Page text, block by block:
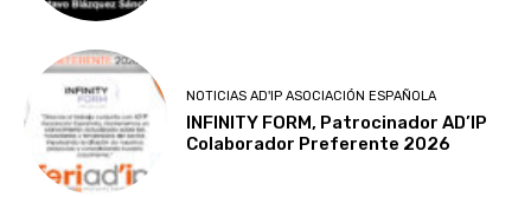
NOTICIAS AD'IP ASOCIACIÓN ESPAÑOLA
INFINITY FORM, Patrocinador AD’IP
Colaborador Preferente 2026